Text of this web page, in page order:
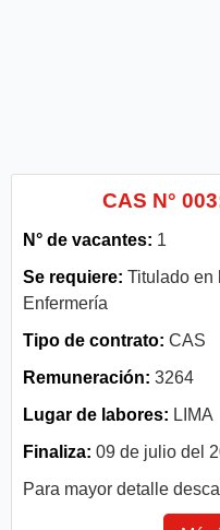
CAS N°
N° de vacantes: 1
Se requiere: Titulado en
Enfermería
Tipo de contrato: CAS
Remuneración: 3264
Lugar de labores: LIMA
Finaliza: 09 de julio del
Para mayor detalle